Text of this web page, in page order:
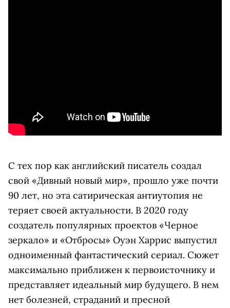
С тех пор как английский писатель создал
свой «Дивный новый мир», прошло уже почти
90 лет, но эта сатирическая антиутопия не
теряет своей актуальности. В 2020 году
создатель популярных проектов «Черное
зеркало» и «Отбросы» Оуэн Харрис выпустил
одноименный фантастический сериал. Сюжет
максимально приближен к первоисточнику и
представляет идеальный мир будущего. В нем
нет болезней, страданий и пресной